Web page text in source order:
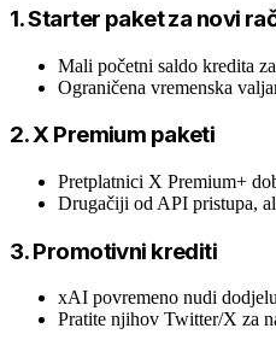
1. Starter paket za novi
Mali početni saldo kredita
Ograničena vremenska
2. X Premium paketi
Pretplatnici X Premium+
Drugačiji od API pristupa,
3. Promotivni krediti
xAI povremeno nudi
Pratite njihov Twitter/X za